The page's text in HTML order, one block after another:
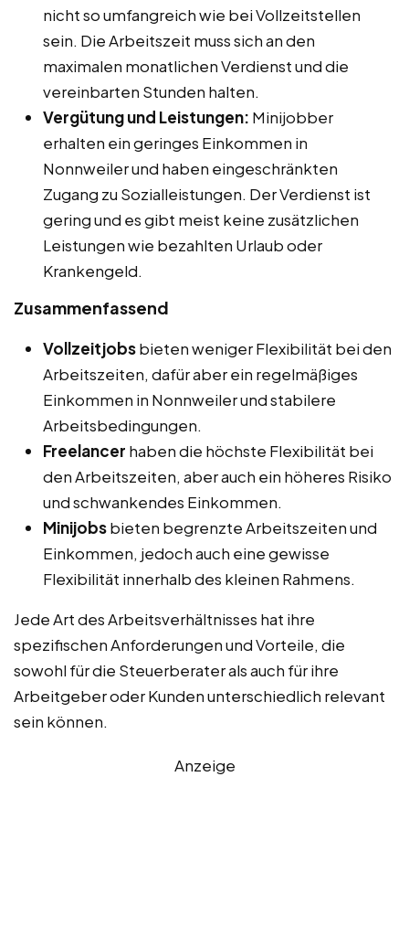
nicht so umfangreich wie bei Vollzeitstellen
sein. Die Arbeitszeit muss sich an den
maximalen monatlichen Verdienst und die
vereinbarten Stunden halten.
Vergütung und Leistungen: Minijobber
erhalten ein geringes Einkommen in
Nonnweiler und haben eingeschränkten
Zugang zu Sozialleistungen. Der Verdienst ist
gering und es gibt meist keine zusätzlichen
Leistungen wie bezahlten Urlaub oder
Krankengeld.
Zusammenfassend
Vollzeitjobsbieten weniger Flexibilität bei den
Arbeitszeiten, dafür aber ein regelmäßiges
Einkommen in Nonnweiler und stabilere
Arbeitsbedingungen.
Freelancer haben die höchste Flexibilität bei
den Arbeitszeiten, aber auch ein höheres Risiko
und schwankendes Einkommen.
Minijobsbieten begrenzte Arbeitszeiten und
Einkommen, jedoch auch eine gewisse
Flexibilität innerhalb des kleinen Rahmens.
Jede Art des Arbeitsverhältnisses hat ihre
spezifischen Anforderungen und Vorteile, die
sowohl für die Steuerberater als auch für ihre
Arbeitgeber oder Kunden unterschiedlich relevant
sein können.
Anzeige